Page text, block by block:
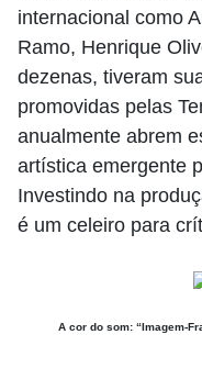
internacional como
Ramo, Henrique
dezenas, tiveram
promovidas pelas
anualmente abrem
artística emergente
Investindo na
é um celeiro para
A cor do som: “Imagem-